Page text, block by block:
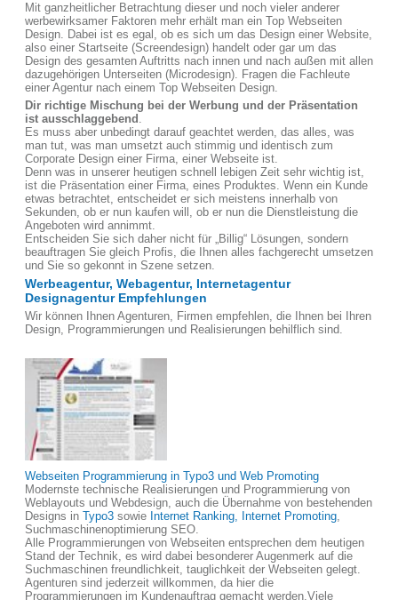
Mit ganzheitlicher Betrachtung dieser und noch vieler anderer
werbewirksamer Faktoren mehr erhält man ein Top Webseiten
Design. Dabei ist es egal, ob es sich um das Design einer Website,
also einer Startseite (Screendesign) handelt oder gar um das
Design des gesamten Auftritts nach innen und nach außen mit allen
dazugehörigen Unterseiten (Microdesign). Fragen die Fachleute
einer Agentur nach einem Top Webseiten Design.
Dir richtige Mischung bei der Werbung und der Präsentation
ist ausschlaggebend .
Es muss aber unbedingt darauf geachtet werden, das alles, was
man tut, was man umsetzt auch stimmig und identisch zum
Corporate Design einer Firma, einer Webseite ist.
Denn was in unserer heutigen schnell lebigen Zeit sehr wichtig ist,
ist die Präsentation einer Firma, eines Produktes. Wenn ein Kunde
etwas betrachtet, entscheidet er sich meistens innerhalb von
Sekunden, ob er nun kaufen will, ob er nun die Dienstleistung die
Angeboten wird annimmt.
Entscheiden Sie sich daher nicht für „Billig“ Lösungen, sondern
beauftragen Sie gleich Profis, die Ihnen alles fachgerecht umsetzen
und Sie so gekonnt in Szene setzen.
Werbeagentur, Webagentur, Internetagentur
Designagentur Empfehlungen
Wir können Ihnen Agenturen, Firmen empfehlen, die Ihnen bei Ihren
Design, Programmierungen und Realisierungen behilflich sind.
Webseiten Programmierung in Typo3 und Web Promoting
Modernste technische Realisierungen und Programmierung von
Weblayouts und Webdesign, auch die Übernahme von bestehenden
Designs in Typo3 sowie Internet Ranking, Internet Promoting,
Suchmaschinenoptimierung SEO.
Alle Programmierungen von Webseiten entsprechen dem heutigen
Stand der Technik, es wird dabei besonderer Augenmerk auf die
Suchmaschinen freundlichkeit, tauglichkeit der Webseiten gelegt.
Agenturen sind jederzeit willkommen, da hier die
Programmierungen im Kundenauftrag gemacht werden.Viele